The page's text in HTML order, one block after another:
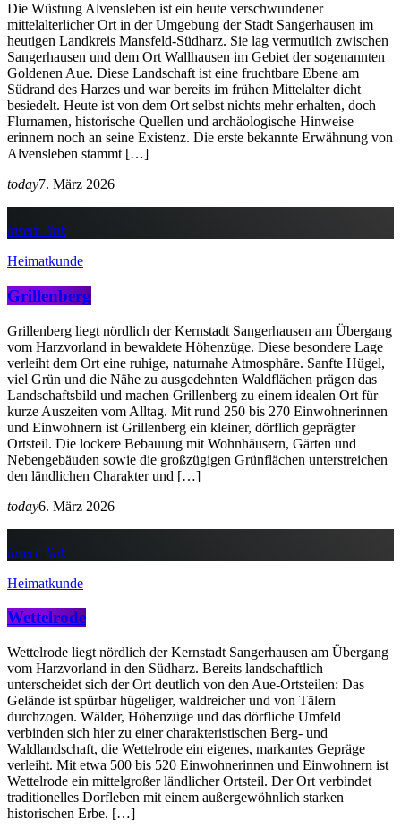
Die Wüstung Alvensleben ist ein heute verschwundener
mittelalterlicher Ort in der Umgebung der Stadt Sangerhausen im
heutigen Landkreis Mansfeld-Südharz. Sie lag vermutlich zwischen
Sangerhausen und dem Ort Wallhausen im Gebiet der sogenannten
Goldenen Aue. Diese Landschaft ist eine fruchtbare Ebene am
Südrand des Harzes und war bereits im frühen Mittelalter dicht
besiedelt. Heute ist von dem Ort selbst nichts mehr erhalten, doch
Flurnamen, historische Quellen und archäologische Hinweise
erinnern noch an seine Existenz. Die erste bekannte Erwähnung von
Alvensleben stammt […]
today7. März 2026
insert_link
Heimatkunde
Grillenberg
Grillenberg liegt nördlich der Kernstadt Sangerhausen am Übergang
vom Harzvorland in bewaldete Höhenzüge. Diese besondere Lage
verleiht dem Ort eine ruhige, naturnahe Atmosphäre. Sanfte Hügel,
viel Grün und die Nähe zu ausgedehnten Waldflächen prägen das
Landschaftsbild und machen Grillenberg zu einem idealen Ort für
kurze Auszeiten vom Alltag. Mit rund 250 bis 270 Einwohnerinnen
und Einwohnern ist Grillenberg ein kleiner, dörflich geprägter
Ortsteil. Die lockere Bebauung mit Wohnhäusern, Gärten und
Nebengebäuden sowie die großzügigen Grünflächen unterstreichen
den ländlichen Charakter und […]
today6. März 2026
insert_link
Heimatkunde
Wettelrode
Wettelrode liegt nördlich der Kernstadt Sangerhausen am Übergang
vom Harzvorland in den Südharz. Bereits landschaftlich
unterscheidet sich der Ort deutlich von den Aue-Ortsteilen: Das
Gelände ist spürbar hügeliger, waldreicher und von Tälern
durchzogen. Wälder, Höhenzüge und das dörfliche Umfeld
verbinden sich hier zu einer charakteristischen Berg- und
Waldlandschaft, die Wettelrode ein eigenes, markantes Gepräge
verleiht. Mit etwa 500 bis 520 Einwohnerinnen und Einwohnern ist
Wettelrode ein mittelgroßer ländlicher Ortsteil. Der Ort verbindet
traditionelles Dorfleben mit einem außergewöhnlich starken
historischen Erbe. […]